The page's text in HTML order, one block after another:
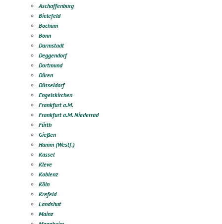
Aschaffenburg
Bielefeld
Bochum
Bonn
Darmstadt
Deggendorf
Dortmund
Düren
Düsseldorf
Engelskirchen
Frankfurt a.M.
Frankfurt a.M. Niederrad
Fürth
Gießen
Hamm (Westf.)
Kassel
Kleve
Koblenz
Köln
Krefeld
Landshut
Mainz